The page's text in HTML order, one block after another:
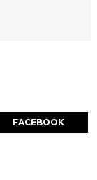
FACEBOOK